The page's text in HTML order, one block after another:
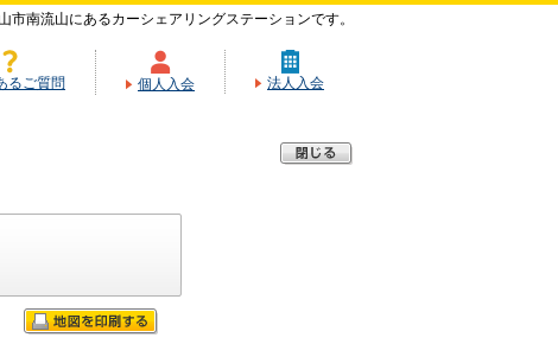
市南流山にあるカーシェアリングステーションです。
るご質問 個人入会 法人入会